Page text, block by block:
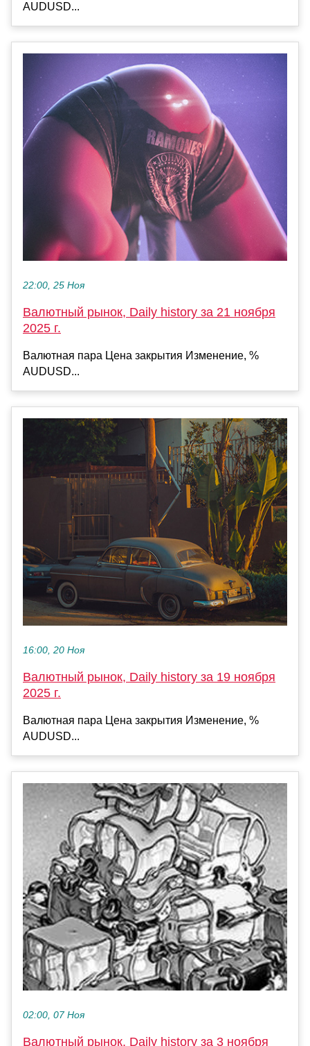
AUDUSD...
22:00, 25 Ноя
Валютный рынок, Daily history за 21 ноября
2025 г.
Валютная пара Цена закрытия Изменение, %
AUDUSD...
16:00, 20 Ноя
Валютный рынок, Daily history за 19 ноября
2025 г.
Валютная пара Цена закрытия Изменение, %
AUDUSD...
02:00, 07 Ноя
Валютный рынок, Daily history за 3 ноября